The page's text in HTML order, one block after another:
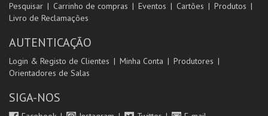
Pesquisar Carrinho de compras Eventos Cartões
Produtos
Livro de Reclamações
AUTENTICAÇÃO
Login & Registo de Clientes Minha Conta
Produtores
Orientadores de Salas
SIGA-NOS